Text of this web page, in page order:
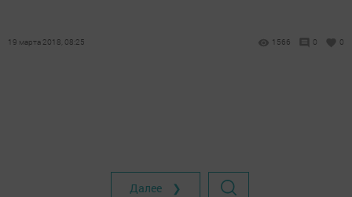
19 марта 2018, 08:25 1566 0 0
Далее ❯